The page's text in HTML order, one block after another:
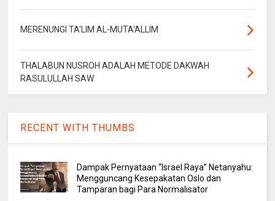
MERENUNGI TA'LIM AL-MUTA'ALLIM
THALABUN NUSROH ADALAH METODE DAKWAH
RASULULLAH SAW
RECENT WITH THUMBS
Dampak Pernyataan “Israel Raya” Netanyahu:
Mengguncang Kesepakatan Oslo dan
Tamparan bagi Para Normalisator